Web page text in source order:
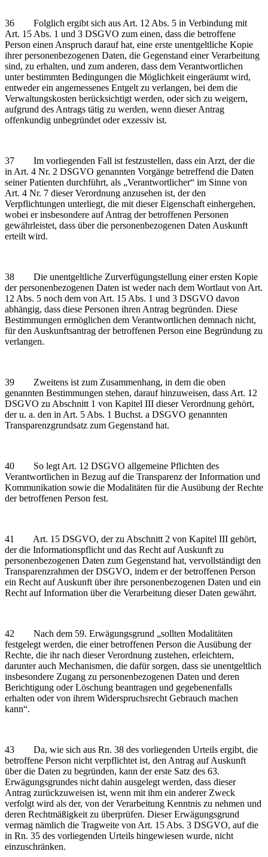
36 Folglich ergibt sich aus Art. 12 Abs. 5 in Verbindung mit
Art. 15 Abs. 1 und 3 DSGVO zum einen, dass die betroffene
Person einen Anspruch darauf hat, eine erste unentgeltliche Kopie
ihrer personenbezogenen Daten, die Gegenstand einer Verarbeitung
sind, zu erhalten, und zum anderen, dass dem Verantwortlichen
unter bestimmten Bedingungen die Möglichkeit eingeräumt wird,
entweder ein angemessenes Entgelt zu verlangen, bei dem die
Verwaltungskosten berücksichtigt werden, oder sich zu weigern,
aufgrund des Antrags tätig zu werden, wenn dieser Antrag
offenkundig unbegründet oder exzessiv ist.
37 Im vorliegenden Fall ist festzustellen, dass ein Arzt, der die
in Art. 4 Nr. 2 DSGVO genannten Vorgänge betreffend die Daten
seiner Patienten durchführt, als „Verantwortlicher“ im Sinne von
Art. 4 Nr. 7 dieser Verordnung anzusehen ist, der den
Verpflichtungen unterliegt, die mit dieser Eigenschaft einhergehen,
wobei er insbesondere auf Antrag der betroffenen Personen
gewährleistet, dass über die personenbezogenen Daten Auskunft
erteilt wird.
38 Die unentgeltliche Zurverfügungstellung einer ersten Kopie
der personenbezogenen Daten ist weder nach dem Wortlaut von Art.
12 Abs. 5 noch dem von Art. 15 Abs. 1 und 3 DSGVO davon
abhängig, dass diese Personen ihren Antrag begründen. Diese
Bestimmungen ermöglichen dem Verantwortlichen demnach nicht,
für den Auskunftsantrag der betroffenen Person eine Begründung zu
verlangen.
39 Zweitens ist zum Zusammenhang, in dem die oben
genannten Bestimmungen stehen, darauf hinzuweisen, dass Art. 12
DSGVO zu Abschnitt 1 von Kapitel III dieser Verordnung gehört,
der u. a. den in Art. 5 Abs. 1 Buchst. a DSGVO genannten
Transparenzgrundsatz zum Gegenstand hat.
40 So legt Art. 12 DSGVO allgemeine Pflichten des
Verantwortlichen in Bezug auf die Transparenz der Information und
Kommunikation sowie die Modalitäten für die Ausübung der Rechte
der betroffenen Person fest.
41 Art. 15 DSGVO, der zu Abschnitt 2 von Kapitel III gehört,
der die Informationspflicht und das Recht auf Auskunft zu
personenbezogenen Daten zum Gegenstand hat, vervollständigt den
Transparenzrahmen der DSGVO, indem er der betroffenen Person
ein Recht auf Auskunft über ihre personenbezogenen Daten und ein
Recht auf Information über die Verarbeitung dieser Daten gewährt.
42 Nach dem 59. Erwägungsgrund „sollten Modalitäten
festgelegt werden, die einer betroffenen Person die Ausübung der
Rechte, die ihr nach dieser Verordnung zustehen, erleichtern,
darunter auch Mechanismen, die dafür sorgen, dass sie unentgeltlich
insbesondere Zugang zu personenbezogenen Daten und deren
Berichtigung oder Löschung beantragen und gegebenenfalls
erhalten oder von ihrem Widerspruchsrecht Gebrauch machen
kann“.
43 Da, wie sich aus Rn. 38 des vorliegenden Urteils ergibt, die
betroffene Person nicht verpflichtet ist, den Antrag auf Auskunft
über die Daten zu begründen, kann der erste Satz des 63.
Erwägungsgrundes nicht dahin ausgelegt werden, dass dieser
Antrag zurückzuweisen ist, wenn mit ihm ein anderer Zweck
verfolgt wird als der, von der Verarbeitung Kenntnis zu nehmen und
deren Rechtmäßigkeit zu überprüfen. Dieser Erwägungsgrund
vermag nämlich die Tragweite von Art. 15 Abs. 3 DSGVO, auf die
in Rn. 35 des vorliegenden Urteils hingewiesen wurde, nicht
einzuschränken.